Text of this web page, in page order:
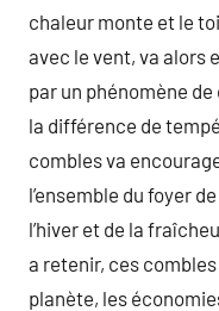
chaleur monte et le
avec le vent, va alors
par un phénomène
la différence de
combles va
l’ensemble du foyer
l’hiver et de la
a retenir, ces
planète, les